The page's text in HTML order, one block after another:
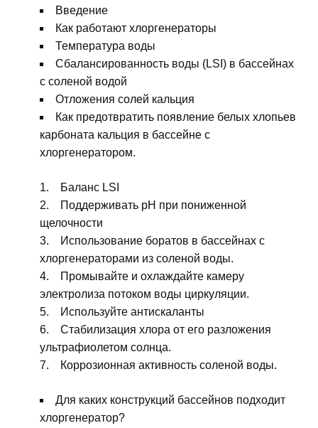
Введение
Как работают хлоргенераторы
Температура воды
Сбалансированность воды (LSI) в бассейнах
с соленой водой
Отложения солей кальция
Как предотвратить появление белых хлопьев
карбоната кальция в бассейне с
хлоргенератором.
Баланс LSI
Поддерживать pH при пониженной
щелочности
Использование боратов в бассейнах с
хлоргенераторами из соленой воды.
Промывайте и охлаждайте камеру
электролиза потоком воды циркуляции.
Используйте антискаланты
Стабилизация хлора от его разложения
ультрафиолетом солнца.
Коррозионная активность соленой воды.
Для каких конструкций бассейнов подходит
хлоргенератор?